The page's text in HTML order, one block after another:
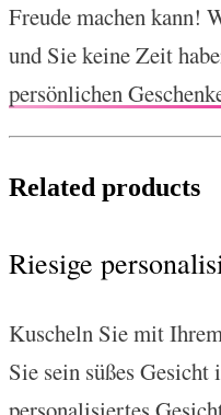
Freude machen kann!
und Sie keine Zeit
persönlichen
Related products
Riesige
Kuscheln Sie mit
Sie sein süßes Gesicht